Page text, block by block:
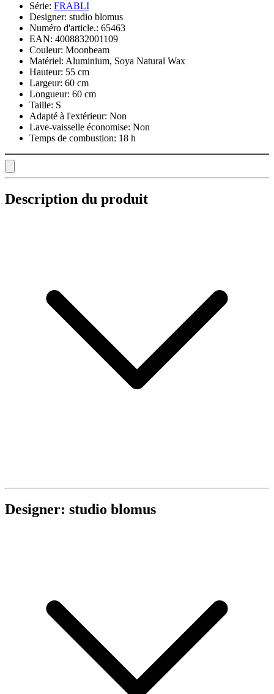
Série: FRABLI
Designer: studio blomus
Numéro d'article.: 65463
EAN: 4008832001109
Couleur: Moonbeam
Matériel: Aluminium, Soya Natural Wax
Hauteur: 55 cm
Largeur: 60 cm
Longueur: 60 cm
Taille: S
Adapté à l'extérieur: Non
Lave-vaisselle économise: Non
Temps de combustion: 18 h
Description du produit
Designer: studio blomus